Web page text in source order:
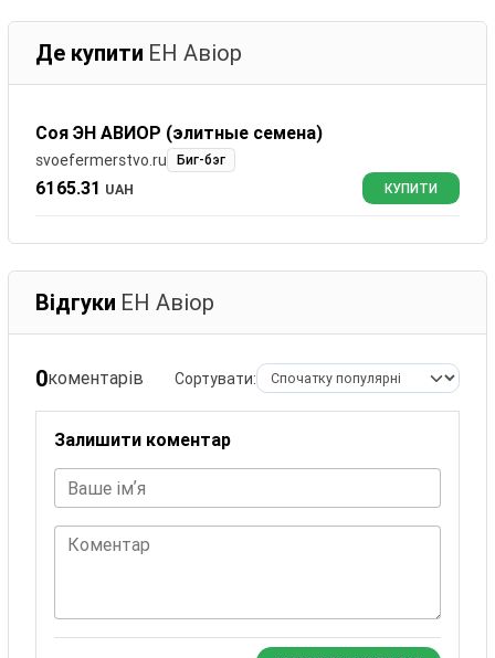
Де купити ЕН Авіор
Соя ЭН АВИОР (элитные семена)
svoefermerstvo.ru Биг-бэг
6165.31 UAH КУПИТИ
Відгуки ЕН Авіор
0коментарів Сортувати:
Залишити коментар
Ваше імʼя
Коментар